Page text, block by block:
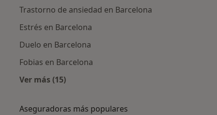
Trastorno de ansiedad en Barcelona
Estrés en Barcelona
Duelo en Barcelona
Fobias en Barcelona
Ver más (15)
Aseguradoras más populares